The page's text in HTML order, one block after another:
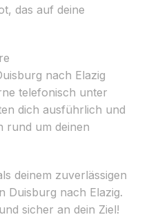
das auf deine
nach Elazig
telefonisch unter
dich ausführlich und
rund um deinen
deinem zuverlässigen
Duisburg nach Elazig.
sicher an dein Ziel!